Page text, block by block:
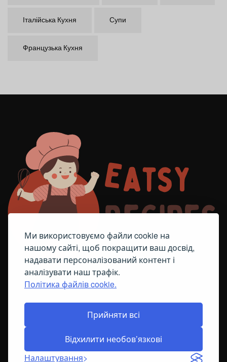
Ми використовуємо файли cookie на
нашому сайті, щоб покращити ваш досвід,
надавати персоналізований контент і
аналізувати наш трафік.
Політика файлів cookie.
Прийняти всі
Відхилити необов’язкові
Налаштування
Італійська Кухня Супи
Французька Кухня
ПОЛІТИКА ЩОДО ФАЙЛІВ COOKIE
© All Right Reserved2026